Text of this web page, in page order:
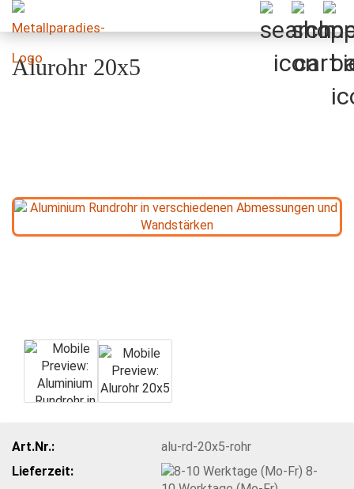
Alurohr 20x5
Art.Nr.:
alu-rd-20x5-rohr
Lieferzeit:
8-